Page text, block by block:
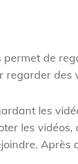
de
regarder des
les
les
Après